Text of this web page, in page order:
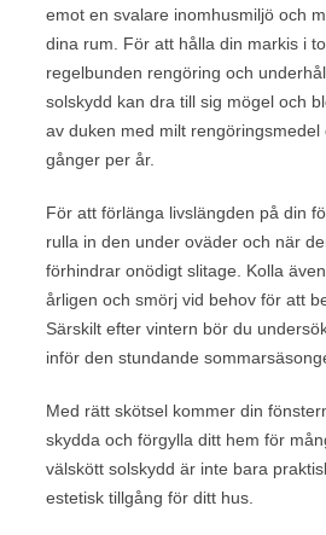
emot en svalare inomhusmiljö och
dina rum. För att hålla din markis i
regelbunden rengöring och
solskydd kan dra till sig mögel och
av duken med milt rengöringsmedel
gånger per år.
För att förlänga livslängden på din
rulla in den under oväder och när
förhindrar onödigt slitage. Kolla
årligen och smörj vid behov för att
Särskilt efter vintern bör du
inför den stundande
Med rätt skötsel kommer din
skydda och förgylla ditt hem för
välskött solskydd är inte bara
estetisk tillgång för ditt hus.